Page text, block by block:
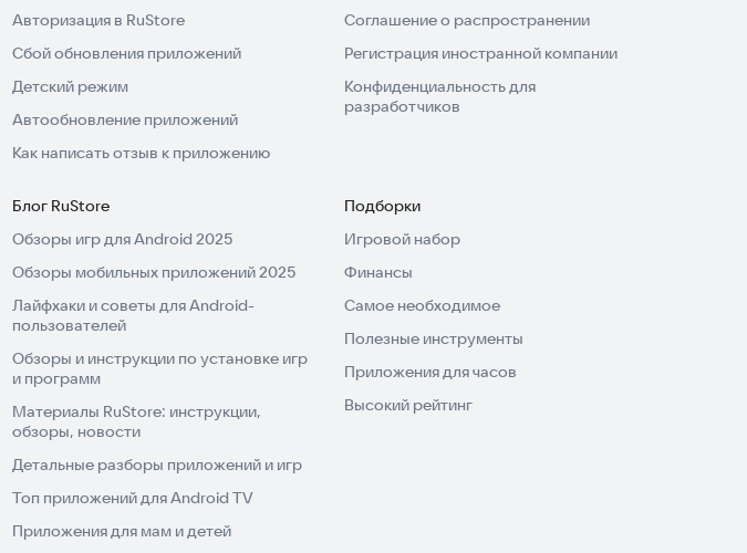
Авторизация в RuStore
Сбой обновления приложений
Детский режим
Автообновление приложений
Как написать отзыв к приложению
Соглашение о распространении
Регистрация иностранной компании
Конфиденциальность для
разработчиков
Блог RuStore
Обзоры игр для Android 2025
Обзоры мобильных приложений 2025
Лайфхаки и советы для Android-
пользователей
Обзоры и инструкции по установке игр
и программ
Материалы RuStore: инструкции,
обзоры, новости
Детальные разборы приложений и игр
Топ приложений для Android TV
Приложения для мам и детей
Подборки
Игровой набор
Финансы
Самое необходимое
Полезные инструменты
Приложения для часов
Высокий рейтинг